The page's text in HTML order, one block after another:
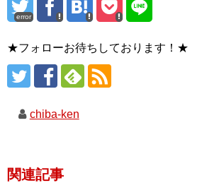
error
★フォローお待ちしております！★
chiba-ken
関連記事